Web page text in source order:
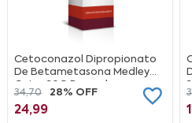
Cetoconazol Dipropionato
De Betametasona Medley
Caixa 30G Pomada
34,70 28% OFF
24,99